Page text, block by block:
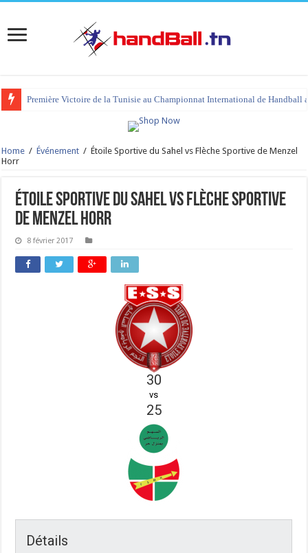
Première Victoire de la Tunisie au Championnat International de Handball
tournoi international Hammamet 2023 : programme et liste des joueurs
Home / Événement / Étoile Sportive du Sahel vs Flèche Sportive de Menzel
Horr
Étoile Sportive du Sahel vs Flèche Sportive
de Menzel Horr
8 février 2017
30
vs
25
Détails